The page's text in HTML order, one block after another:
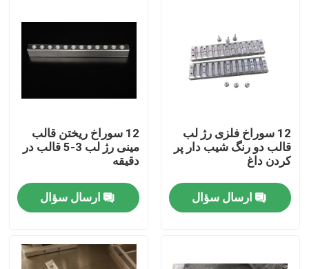
خانه
12 سوراخ فلزی رژ لب
قالب دو رنگ شیب دار پر
کردن داغ
ارسال سؤال
12 سوراخ ریختن قالب
مینی رژ لب 3-5 قالب در
دقیقه
ارسال سؤال